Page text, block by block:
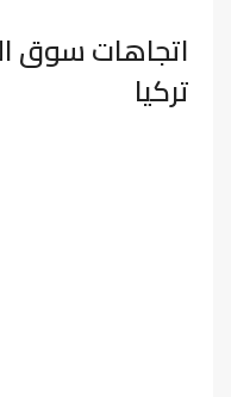
اتجاهات سوق
تركيا